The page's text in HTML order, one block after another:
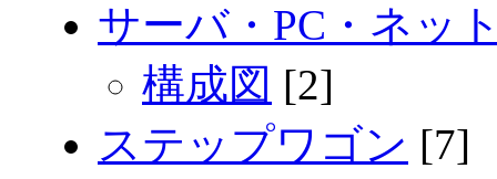
サーバ・PC・ネッ
構成図 [2]
ステップワゴン [7]